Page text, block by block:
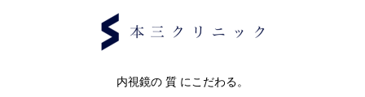
内視鏡の 質 にこだわる。